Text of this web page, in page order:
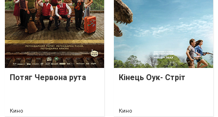
Потяг Червона рута
Кино
Кінець Оук- Стріт
Кино